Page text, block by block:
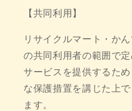
【共同利用】
リサイクルマート・か
の共同利用者の範囲で
サービスを提供するた
な保護措置を講じた上
ます。